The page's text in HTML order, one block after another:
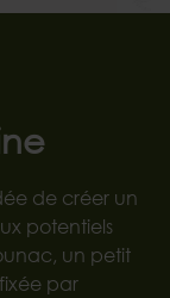
de créer un
potentiels
un petit
par